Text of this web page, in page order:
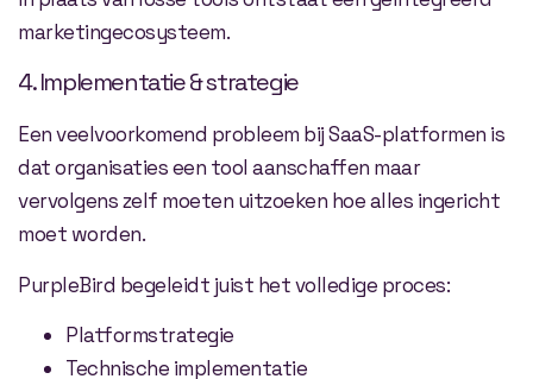
marketingecosysteem.
4. Implementatie & strategie
Een veelvoorkomend probleem bij SaaS-platformen is
dat organisaties een tool aanschaffen maar
vervolgens zelf moeten uitzoeken hoe alles ingericht
moet worden.
PurpleBird begeleidt juist het volledige proces:
Platformstrategie
Technische implementatie